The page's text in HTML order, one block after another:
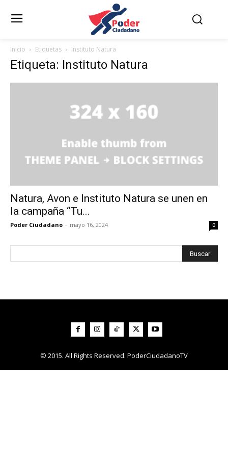
Inicio Etiquetas Instituto Natura
Etiqueta: Instituto Natura
Natura, Avon e Instituto Natura se unen en
la campaña “Tu...
Poder Ciudadano - mayo 16, 2024 0
© 2015. All Rights Reserved. PoderCiudadanoTV